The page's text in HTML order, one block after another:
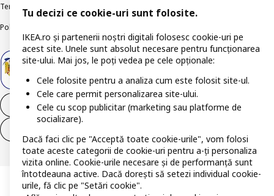
Termeni și Condiții
Politica de publicare responsabilă
Retrage-te din contract
Tu decizi ce cookie-uri sunt folosite.
IKEA.ro și partenerii noștri digitali folosesc cookie-uri pe
acest site. Unele sunt absolut necesare pentru funcționarea
site-ului. Mai jos, le poți vedea pe cele opționale:
Cele folosite pentru a analiza cum este folosit site-ul.
Cele care permit personalizarea site-ului.
Cele cu scop publicitar (marketing sau platforme de
socializare).
Dacă faci clic pe "Acceptă toate cookie-urile", vom folosi
toate aceste categorii de cookie-uri pentru a-ți personaliza
vizita online. Cookie-urile necesare și de performanță sunt
întotdeauna active. Dacă dorești să setezi individual cookie-
urile, fă clic pe "Setări cookie".